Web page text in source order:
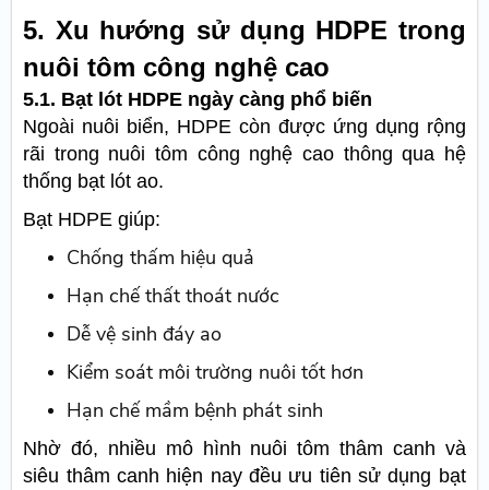
5. Xu hướng sử dụng HDPE trong
nuôi tôm công nghệ cao
5.1. Bạt lót HDPE ngày càng phổ biến
Ngoài nuôi biển, HDPE còn được ứng dụng rộng
rãi trong nuôi tôm công nghệ cao thông qua hệ
thống bạt lót ao.
Bạt HDPE giúp:
Chống thấm hiệu quả
Hạn chế thất thoát nước
Dễ vệ sinh đáy ao
Kiểm soát môi trường nuôi tốt hơn
Hạn chế mầm bệnh phát sinh
Nhờ đó, nhiều mô hình nuôi tôm thâm canh và
siêu thâm canh hiện nay đều ưu tiên sử dụng bạt